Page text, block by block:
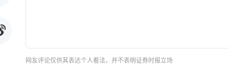
网友评论仅供其表达个人看法，并不表明证券时报立场